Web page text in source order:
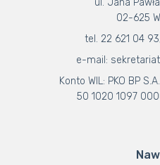
02-625
tel. 22 621 04
e-mail:
Konto WIL: PKO BP
50 1020 1097